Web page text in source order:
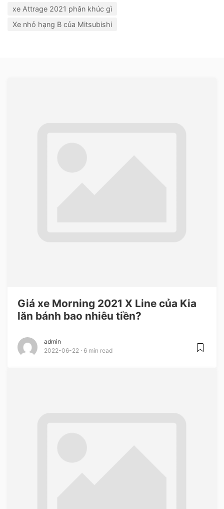
xe Attrage 2021 phân khúc gì
Xe nhỏ hạng B của Mitsubishi
Giá xe Morning 2021 X Line của Kia
lăn bánh bao nhiêu tiền?
admin
2022-06-22
6 min read